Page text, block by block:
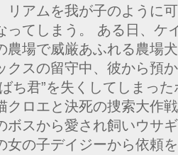
リアムを我が子のように
ってしまう。 ある日、ケ
農場で威厳あふれる農場
クスの留守中、彼から預
ち君”を失くしてしまっ
クロエと決死の捜索大作
ボスから愛され飼いウサ
女の子デイジーから依頼